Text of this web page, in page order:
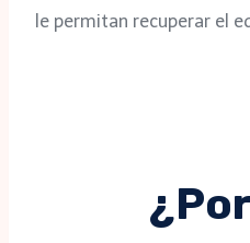
le permitan recuperar el